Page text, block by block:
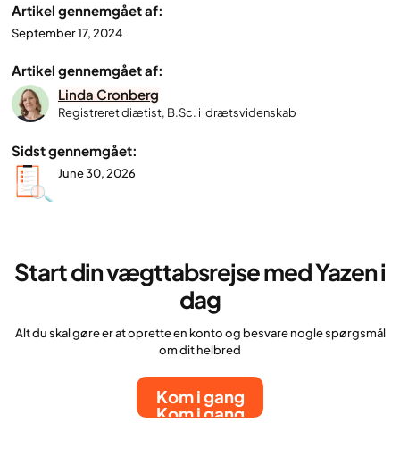
Artikel gennemgået af:
September 17, 2024
Artikel gennemgået af:
Linda Cronberg
Registreret diætist, B.Sc. i idrætsvidenskab
Sidst gennemgået:
June 30, 2026
Start din vægttabsrejse med Yazen i
dag
Alt du skal gøre er at oprette en konto og besvare nogle spørgsmål
om dit helbred
Kom i gang
Kom i gang